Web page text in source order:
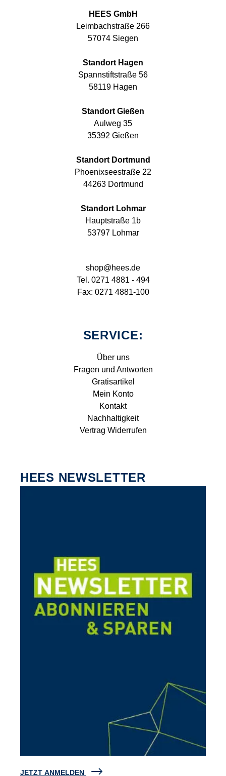
HEES GmbH
Leimbachstraße 266
57074 Siegen
Standort Hagen
Spannstiftstraße 56
58119 Hagen
Standort Gießen
Aulweg 35
35392 Gießen
Standort Dortmund
Phoenixseestraße 22
44263 Dortmund
Standort Lohmar
Hauptstraße 1b
53797 Lohmar
shop@hees.de
Tel. 0271 4881 - 494
Fax: 0271 4881-100
SERVICE:
Über uns
Fragen und Antworten
Gratisartikel
Mein Konto
Kontakt
Nachhaltigkeit
Vertrag Widerrufen
HEES NEWSLETTER
JETZT ANMELDEN